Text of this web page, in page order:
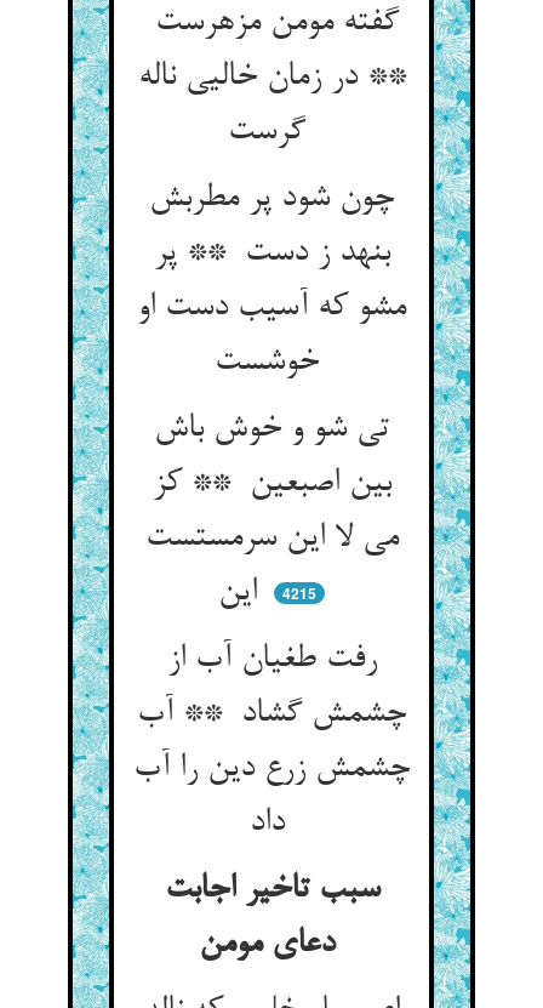
گفته مومن مزهرست
** در زمان خالیی ناله
گرست
چون شود پر مطربش
بنهد ز دست ** پر
مشو که آسیب دست او
تی شو و خوش باش
بین اصبعین ** کز
می لا این سرمستست
4215
رفت طغیان آب از
چشمش گشاد ** آب
چشمش زرع دین را آب
داد
سبب تاخیر اجابت
دعای مومن